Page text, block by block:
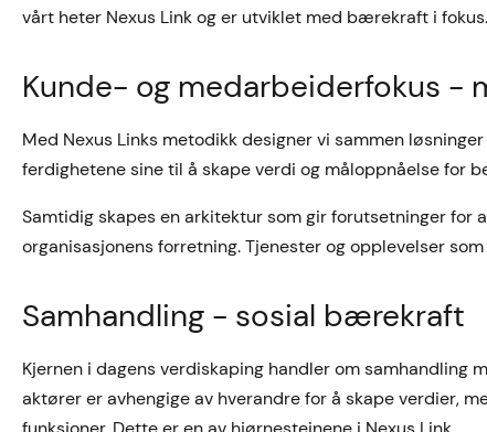
vårt heter Nexus Link og er utviklet med bærekraft i fokus.
Kunde- og medarbeiderfokus -
Med Nexus Links metodikk designer vi sammen
ferdighetene sine til å skape verdi og måloppnåelse for
Samtidig skapes en arkitektur som gir forutsetninger
organisasjonens forretning. Tjenester og opplevelser
Samhandling - sosial bærekraft
Kjernen i dagens verdiskaping handler om samhandling
aktører er avhengige av hverandre for å skape verdier,